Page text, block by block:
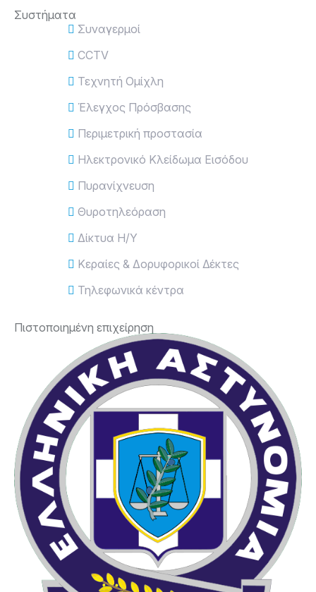
Συστήματα
Συναγερμοί
CCTV
Τεχνητή Ομίχλη
Έλεγχος Πρόσβασης
Περιμετρική προστασία
Ηλεκτρονικό Κλείδωμα Εισόδου
Πυρανίχνευση
Θυροτηλεόραση
Δίκτυα Η/Υ
Κεραίες & Δορυφορικοί Δέκτες
Τηλεφωνικά κέντρα
Πιστοποιημένη επιχείρηση